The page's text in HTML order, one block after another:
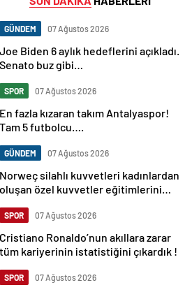
GÜNDEM 07 Ağustos 2026
Joe Biden 6 aylık hedeflerini açıkladı.
Senato buz gibi…
SPOR 07 Ağustos 2026
En fazla kızaran takım Antalyaspor!
Tam 5 futbolcu….
GÜNDEM 07 Ağustos 2026
Norweç silahlı kuvvetleri kadınlardan
oluşan özel kuvvetler eğitimlerini
SPOR 07 Ağustos 2026
Cristiano Ronaldo’nun akıllara zarar
tüm kariyerinin istatistiğini çıkardık !
SPOR 07 Ağustos 2026